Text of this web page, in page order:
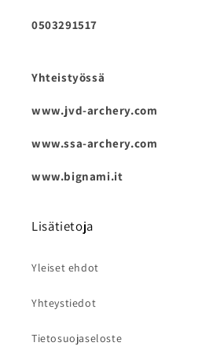
0503291517
Yhteistyössä
www.jvd-archery.com
www.ssa-archery.com
www.bignami.it
Lisätietoja
Yleiset ehdot
Yhteystiedot
Tietosuojaseloste